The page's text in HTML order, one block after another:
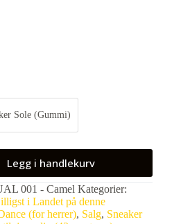
Sole (Gummi)
Legg i handlekurv
001 - Camel Kategorier:
i Landet på denne
(for herrer), Salg, Sneaker